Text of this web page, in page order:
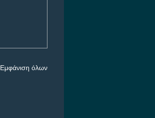
Εμφάνιση όλων